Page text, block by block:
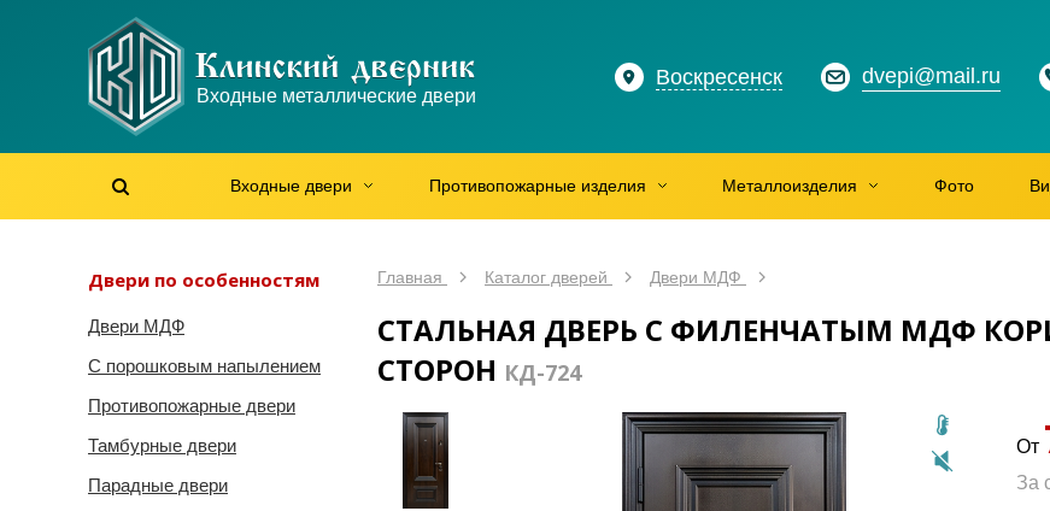
Входные металлические двери
Воскресенск dvepi@mail.ru
Входные двери Противопожарные изделия Металлоизделия Фото
Двери по особенностям
Двери МДФ
С порошковым напылением
Противопожарные двери
Тамбурные двери
Парадные двери
Главная Каталог дверей Двери МДФ
СТАЛЬНАЯ ДВЕРЬ С ФИЛЕНЧАТЫМ МДФ
СТОРОН КД-724
От
За
Max
Мы онлайн!
WhatsApp
Мы онлайн!
Telegram
Мы онлайн!
Max
Мы онлайн!
WhatsApp
Мы онлайн!